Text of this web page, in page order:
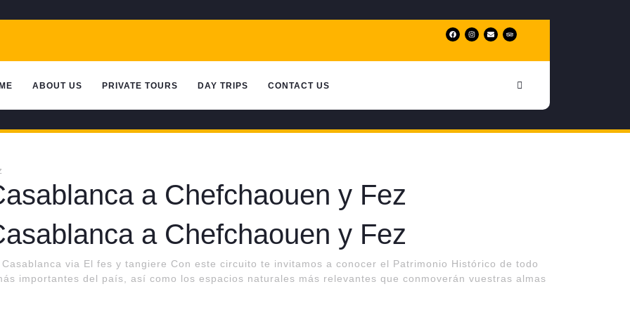
ABOUT US PRIVATE TOURS DAY TRIPS CONTACT US
a Chefchaouen y Fez
a Chefchaouen y Fez
via El fes y tangiere Con este circuito te invitamos a conocer el Patrimonio Histórico de todo
importantes del país, así como los espacios naturales más relevantes que conmoverán vuestras almas